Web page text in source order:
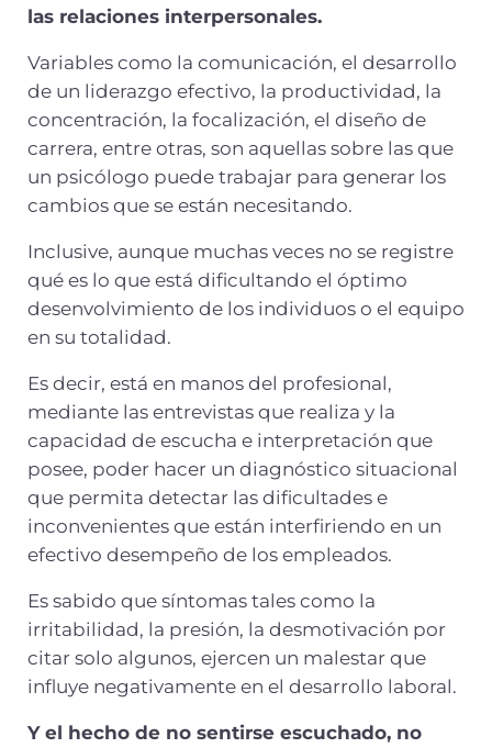
las relaciones interpersonales.
Variables como la comunicación, el desarrollo
de un liderazgo efectivo, la productividad, la
concentración, la focalización, el diseño de
carrera, entre otras, son aquellas sobre las que
un psicólogo puede trabajar para generar los
cambios que se están necesitando.
Inclusive, aunque muchas veces no se registre
qué es lo que está dificultando el óptimo
desenvolvimiento de los individuos o el equipo
en su totalidad.
Es decir, está en manos del profesional,
mediante las entrevistas que realiza y la
capacidad de escucha e interpretación que
posee, poder hacer un diagnóstico situacional
que permita detectar las dificultades e
inconvenientes que están interfiriendo en un
efectivo desempeño de los empleados.
Es sabido que síntomas tales como la
irritabilidad, la presión, la desmotivación por
citar solo algunos, ejercen un malestar que
influye negativamente en el desarrollo laboral.
Y el hecho de no sentirse escuchado, no